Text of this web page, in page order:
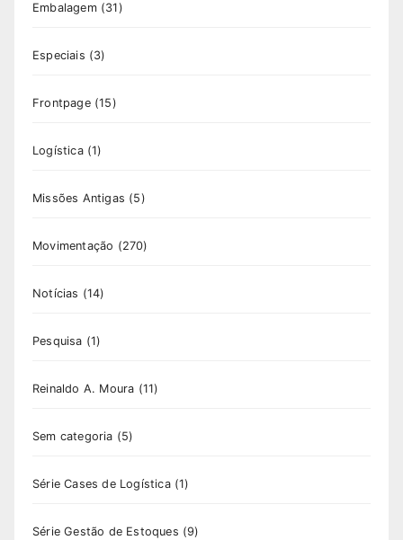
Embalagem(31)
Especiais (3)
Frontpage(15)
Logística(1)
Missões Antigas (5)
Movimentação (270)
Notícias (14)
Pesquisa (1)
Reinaldo A. Moura (11)
Sem categoria (5)
Série Cases de Logística(1)
Série Gestão de Estoques (9)